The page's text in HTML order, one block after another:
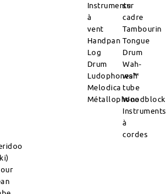
Instruments
à
vent
Handpan
Log
Drum
Ludophones™
Melodica
Métallophone
sur
cadre
Tambourin
Tongue
Drum
Wah-
wah
tube
Woodblock
Instruments
à
cordes